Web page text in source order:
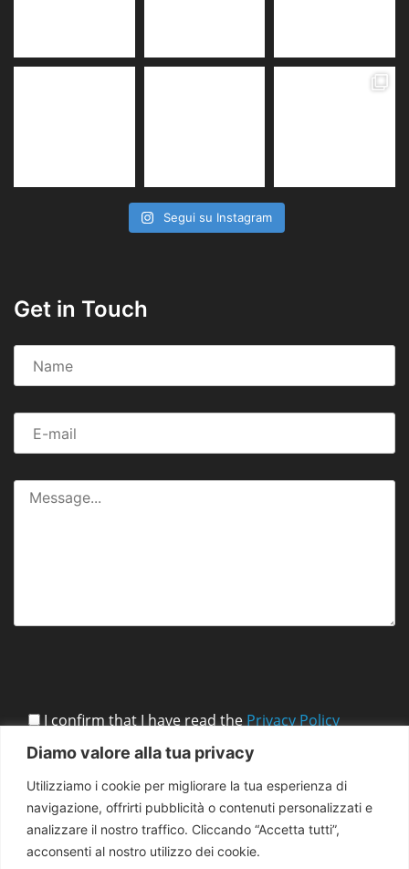
Diamo valore alla tua privacy
Utilizziamo i cookie per migliorare la tua esperienza di
navigazione, offrirti pubblicità o contenuti personalizzati e
analizzare il nostro traffico. Cliccando “Accetta tutti”,
acconsenti al nostro utilizzo dei cookie.
Segui su Instagram
Get in Touch
I confirm that I have read the Privacy Policy